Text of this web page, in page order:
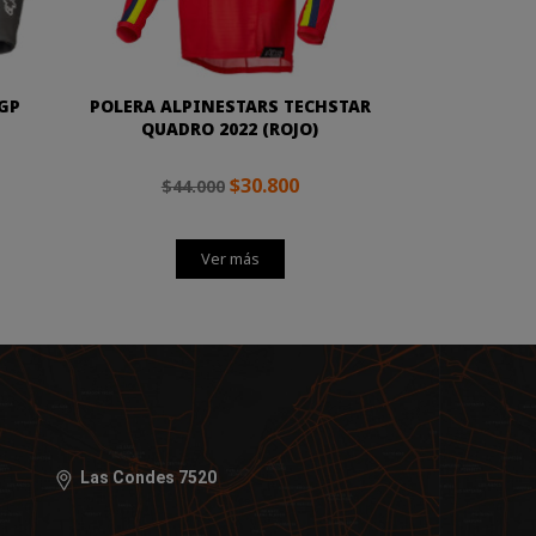
POLERA ALPINESTARS TECHSTAR
QUADRO 2022 (ROJO)
$44.000 $30.800
Ver más
Las Condes 7520